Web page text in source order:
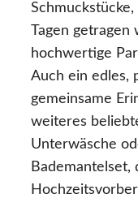
Tagen
hochwertige
Auch ein edles,
gemeinsame
weiteres
Unterwäsche